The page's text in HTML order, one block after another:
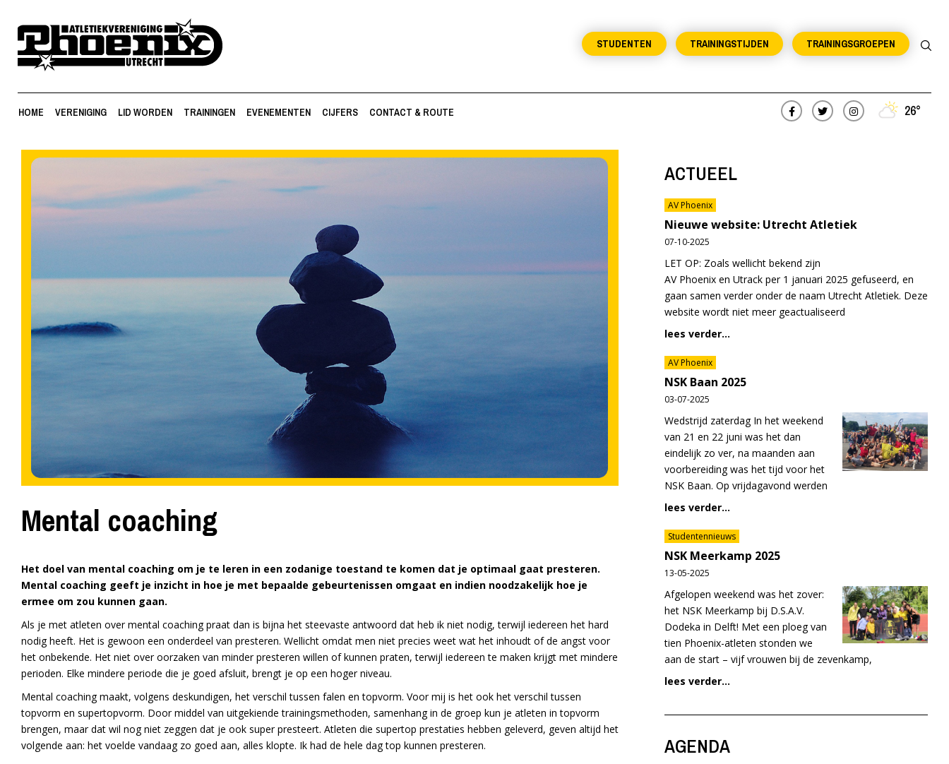
TRAININGSGROEPEN
TRAININGSTIJDEN
STUDENTEN
HOME VERENIGING LID WORDEN TRAININGEN EVENEMENTEN CIJFERS CONTACT & ROUTE 26°
Mental coaching
Het doel van mental coaching om je te leren in een zodanige toestand te komen dat je optimaal gaat presteren.
Mental coaching geeft je inzicht in hoe je met bepaalde gebeurtenissen omgaat en indien noodzakelijk hoe je
ermee om zou kunnen gaan.
Als je met atleten over mental coaching praat dan is bijna het steevaste antwoord dat heb ik niet nodig, terwijl iedereen het hard
nodig heeft. Het is gewoon een onderdeel van presteren. Wellicht omdat men niet precies weet wat het inhoudt of de angst voor
het onbekende. Het niet over oorzaken van minder presteren willen of kunnen praten, terwijl iedereen te maken krijgt met mindere
perioden. Elke mindere periode die je goed afsluit, brengt je op een hoger niveau.
Mental coaching maakt, volgens deskundigen, het verschil tussen falen en topvorm. Voor mij is het ook het verschil tussen
topvorm en supertopvorm. Door middel van uitgekiende trainingsmethoden, samenhang in de groep kun je atleten in topvorm
brengen, maar dat wil nog niet zeggen dat je ook super presteert. Atleten die supertop prestaties hebben geleverd, geven altijd het
volgende aan: het voelde vandaag zo goed aan, alles klopte. Ik had de hele dag top kunnen presteren.
ACTUEEL
AV Phoenix
Nieuwe website: Utrecht Atletiek
07-10-2025
LET OP: Zoals wellicht bekend zijn
AV Phoenix en Utrack per 1 januari 2025 gefuseerd, en
gaan samen verder onder de naam Utrecht Atletiek. Deze
website wordt niet meer geactualiseerd
lees verder...
AV Phoenix
NSK Baan 2025
03-07-2025
Wedstrijd zaterdag In het weekend
van 21 en 22 juni was het dan
eindelijk zo ver, na maanden aan
voorbereiding was het tijd voor het
NSK Baan. Op vrijdagavond werden
lees verder...
Studentennieuws
NSK Meerkamp 2025
13-05-2025
Afgelopen weekend was het zover:
het NSK Meerkamp bij D.S.A.V.
Dodeka in Delft! Met een ploeg van
tien Phoenix-atleten stonden we
aan de start – vijf vrouwen bij de zevenkamp,
lees verder...
AGENDA